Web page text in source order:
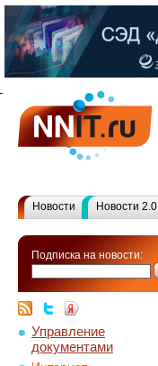
Новости Новости 2.0
Подписка на новости:
Управление
документами